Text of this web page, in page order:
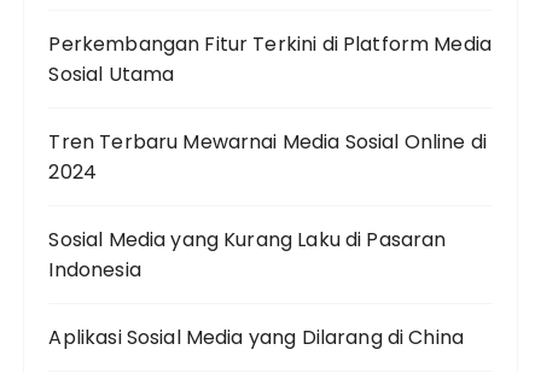
Perkembangan Fitur Terkini di Platform Media
Sosial Utama
Tren Terbaru Mewarnai Media Sosial Online di
2024
Sosial Media yang Kurang Laku di Pasaran
Indonesia
Aplikasi Sosial Media yang Dilarang di China